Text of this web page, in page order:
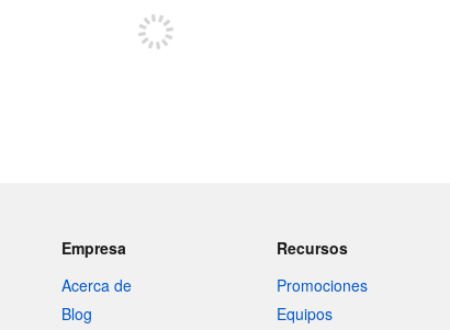
Empresa
Acerca de
Blog
Recursos
Promociones
Equipos